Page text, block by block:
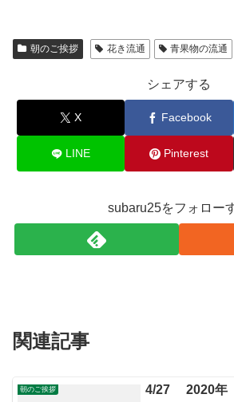
朝のご挨拶 花き流通 青果物の流通
シェアする
X Facebook
LINE Pinterest
subaru25をフォロー
関連記事
朝のご挨拶 4/27 2020年